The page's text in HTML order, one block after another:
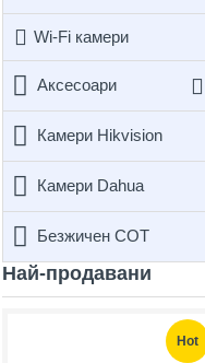
Wi-Fi камери
Аксесоари
Камери Hikvision
Камери Dahua
Безжичен СОТ
Най-продавани
Hot